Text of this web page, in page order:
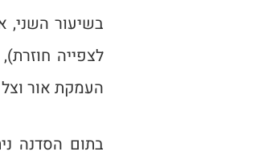
בשיעור השני,
לצפייה
העמקת אור וצל
בתום הסדנה